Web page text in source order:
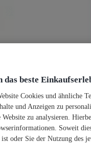
beste
Cookies und ähnliche
und Anzeigen zu
zu analysieren.
Soweit
oder Sie der Nutzung des